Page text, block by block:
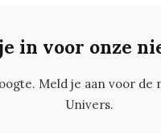
in voor onze
Meld je aan voor de
Univers.